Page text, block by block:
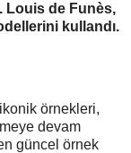
Louis de Funès,
kullandı.
örnekleri,
devam
güncel örnek